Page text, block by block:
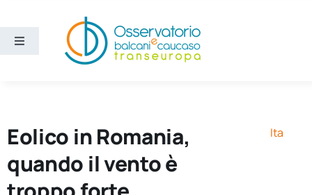
contenuto
Toggle
Ricerca e divulgazione
Eolico in Romania,
quando il vento è
Ita